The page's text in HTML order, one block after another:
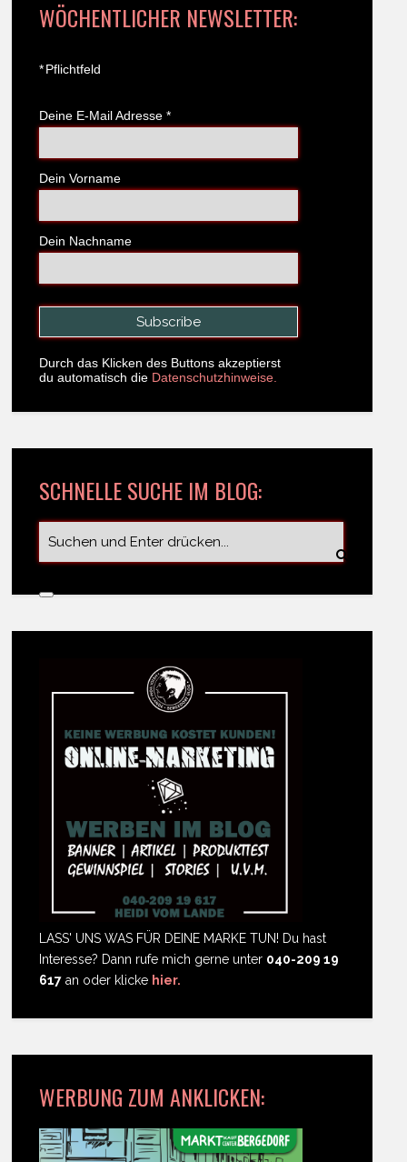
WÖCHENTLICHER NEWSLETTER:
*Pflichtfeld
Deine E-Mail Adresse *
Dein Vorname
Dein Nachname
Durch das Klicken des Buttons akzeptierst
du automatisch die Datenschutzhinweise.
SCHNELLE SUCHE IM BLOG:
LASS' UNS WAS FÜR DEINE MARKE TUN! Du hast
Interesse? Dann rufe mich gerne unter 040-209 19
617 an oder klicke hier.
WERBUNG ZUM ANKLICKEN: